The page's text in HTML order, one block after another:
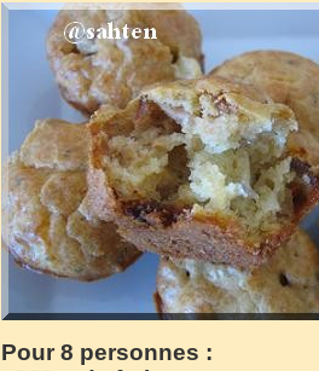
Pour 8 personnes :